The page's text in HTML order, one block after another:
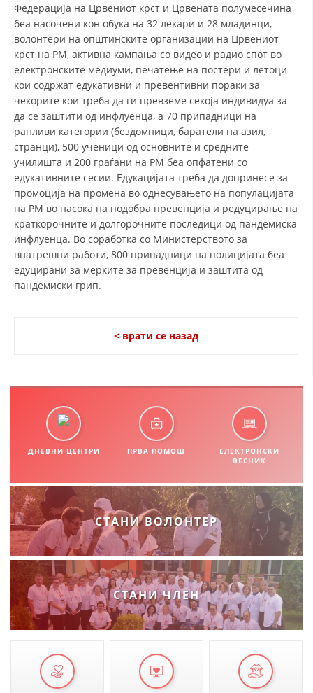
Федерација на Црвениот крст и Црвената полумесечина
беа насочени кон обука на 32 лекари и 28 младинци,
волонтери на општинските организации на Црвениот
крст на РМ, активна кампања со видео и радио спот во
електронските медиуми, печатење на постери и летоци
кои содржат едукативни и превентивни пораки за
чекорите кои треба да ги превземе секоја индивидуа за
да се заштити од инфлуенца, а 70 припадници на
ранливи категории (бездомници, баратели на азил,
странци), 500 ученици од основните и средните
училишта и 200 граѓани на РМ беа опфатени со
едукативните сесии. Едукацијата треба да допринесе за
промоција на промена во однесувањето на популацијата
на РМ во насока на подобра превенција и редуцирање на
краткорочните и долгорочните последици од пандемиска
инфлуенца. Во соработка со Министерството за
внатрешни работи, 800 припадници на полицијата беа
едуцирани за мерките за превенција и заштита од
пандемиски грип.
< врати се назад
ДНЕВНИ ЦЕНТРИ ПРВА ПОМОШ
ЕЛЕКТРОНСКИ
ВЕСНИК
СТАНИ ВОЛОНТЕР
СТАНИ ЧЛЕН